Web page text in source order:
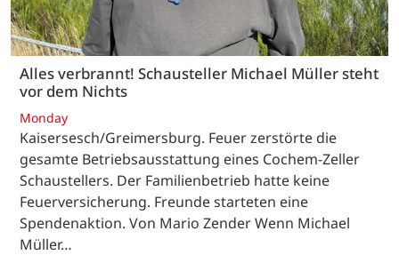
Alles verbrannt! Schausteller Michael Müller steht
vor dem Nichts
Monday
Kaisersesch/Greimersburg. Feuer zerstörte die
gesamte Betriebsausstattung eines Cochem-Zeller
Schaustellers. Der Familienbetrieb hatte keine
Feuerversicherung. Freunde starteten eine
Spendenaktion. Von Mario Zender Wenn Michael
Müller…